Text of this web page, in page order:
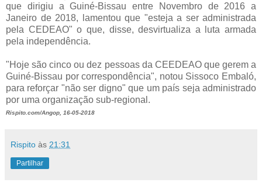
que dirigiu a Guiné-Bissau entre Novembro de 2016 a
Janeiro de 2018, lamentou que "esteja a ser administrada
pela CEDEAO" o que, disse, desvirtualiza a luta armada
pela independência.
"Hoje são cinco ou dez pessoas da CEEDEAO que gerem a
Guiné-Bissau por correspondência", notou Sissoco Embaló,
para reforçar "não ser digno" que um país seja administrado
por uma organização sub-regional.
Rispito.com/Angop, 16-05-2018
Rispito às 21:31
Partilhar